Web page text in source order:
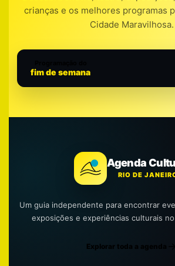
crianças e os melhores programas
Cidade Maravilhosa.
fim de semana
Agenda
RIO DE
Um guia independente para encontrar
exposições e experiências culturais
Explorar toda a agenda